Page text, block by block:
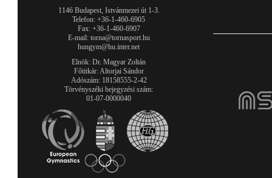
1146 Budapest, Istvánmezei út 1-3.
Telefon: +36-1-460-6905
Fax: +36-1-460-6907
E-mail: torna@tornasport.hu
hungym@hu.inter.net
Elnök: Dr. Magyar Zoltán
Főtitkár: Altorjai Sándor
Adószám: 18158555-2-42
Törvényszéki bejegyzési szám:
01-07-0000040